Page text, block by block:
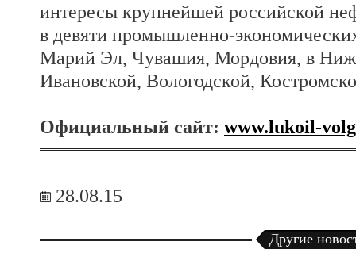
интересы крупнейшей российской
в девяти промышленно-
Марий Эл, Чувашия, Мордовия, в
Ивановской, Вологодской,
Официальный сайт: www.lukoil-
28.08.15
Другие